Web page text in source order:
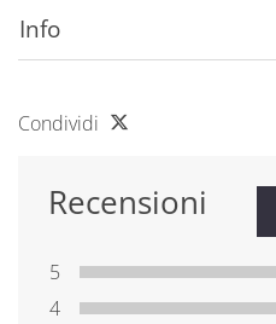
Info
Condividi
Recensioni
5
4